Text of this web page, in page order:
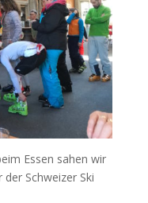
Essen sahen wir
Schweizer Ski